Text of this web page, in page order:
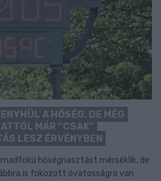
A HŐSÉG, DE MÉG
MÁR “CSAK”
LESZ ÉRVÉNYBEN
hőségriasztást mérséklik, de
is fokozott óvatosságra van